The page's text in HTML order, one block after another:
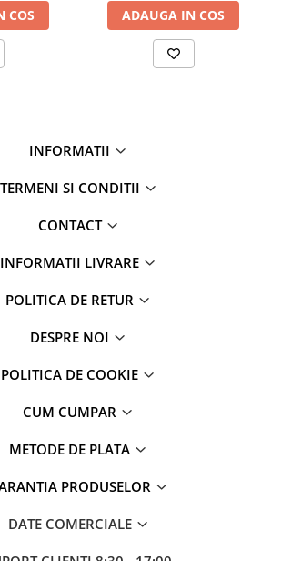
COS ADAUGA IN COS
INFORMATII
TERMENI SI CONDITII
CONTACT
INFORMATII LIVRARE
POLITICA DE RETUR
DESPRE NOI
POLITICA DE COOKIE
CUM CUMPAR
METODE DE PLATA
PRODUSELOR
DATE COMERCIALE